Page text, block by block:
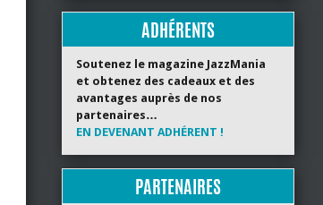
ADHÉRENTS
Soutenez le magazine JazzMania
et obtenez des cadeaux et des
avantages auprès de nos
partenaires…
EN DEVENANT ADHÉRENT !
PARTENAIRES